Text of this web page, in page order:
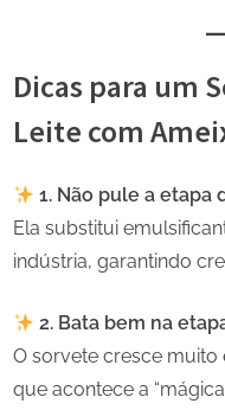
Dicas para um
Leite com
1. Não pule a etapa
Ela substitui
indústria, garantindo
2. Bata bem na
O sorvete cresce muito
que acontece a